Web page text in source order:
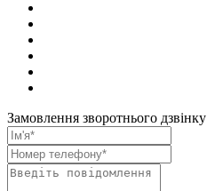
Замовлення зворотнього дзвінку